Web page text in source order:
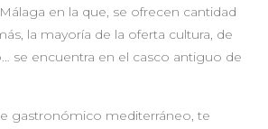
en la que, se ofrecen cantidad
la mayoría de la oferta cultura, de
se encuentra en el casco antiguo de
gastronómico mediterráneo, te